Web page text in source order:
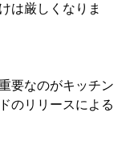
は厳しくなりま
要なのがキッチン
のリリースによる